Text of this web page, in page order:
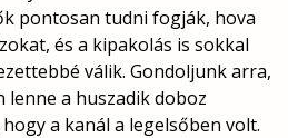
pontosan tudni fogják, hova
és a kipakolás is sokkal
válik. Gondoljunk arra,
lenne a huszadik doboz
a kanál a legelsőben volt.